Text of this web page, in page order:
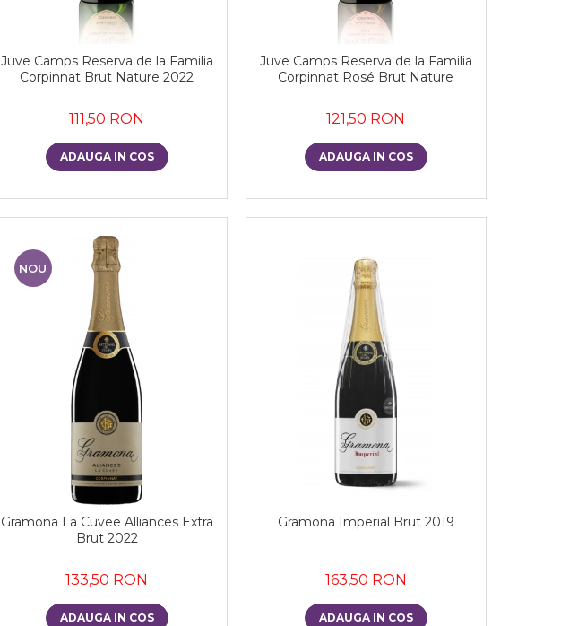
Juve Camps Reserva de la Familia
Corpinnat Brut Nature 2022
111,50 RON
ADAUGA IN COS
Juve Camps Reserva de la Familia
Corpinnat Rosé Brut Nature
121,50 RON
ADAUGA IN COS
NOU
Gramona La Cuvee Alliances Extra
Brut 2022
133,50 RON
ADAUGA IN COS
Gramona Imperial Brut 2019
163,50 RON
ADAUGA IN COS